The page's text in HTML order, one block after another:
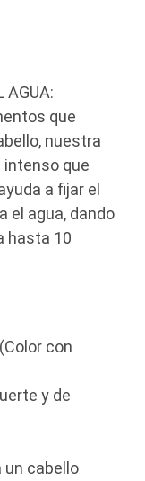
AGUA:
que
nuestra
que
a fijar el
el agua, dando
hasta 10
con
y de
un cabello